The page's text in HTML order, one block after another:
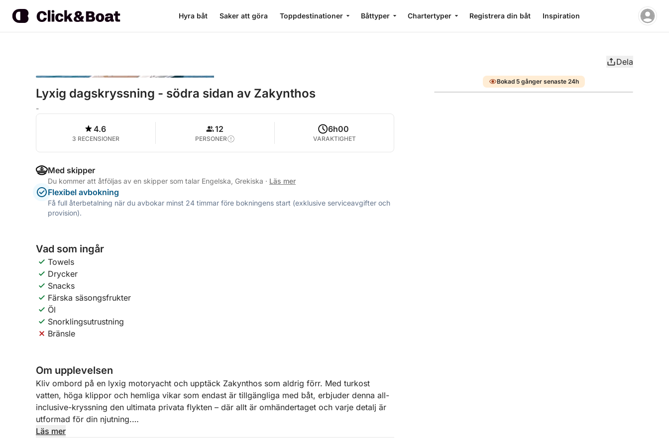
Hyra båt Saker att göra Toppdestinationer Båttyper Chartertyper Registrera din båt Inspiration
Dela
Lyxig dagskryssning - södra sidan av Zakynthos
-
4.6
3 RECENSIONER
12
PERSONER
6h00
VARAKTIGHET
Med skipper
Du kommer att åtföljas av en skipper som talar Engelska, Grekiska · Läs mer
Flexibel avbokning
Få full återbetalning när du avbokar minst 24 timmar före bokningens start (exklusive serviceavgifter och
provision).
Vad som ingår
Towels
Drycker
Snacks
Färska säsongsfrukter
Öl
Snorklingsutrustning
Bränsle
Om upplevelsen
Kliv ombord på en lyxig motoryacht och upptäck Zakynthos som aldrig förr. Med turkost
vatten, höga klippor och hemliga vikar som endast är tillgängliga med båt, erbjuder denna all-
inclusive-kryssning den ultimata privata flykten – där allt är omhändertaget och varje detalj är
utformad för din njutning.
Läs mer
Bokad 5 gånger senaste 24h